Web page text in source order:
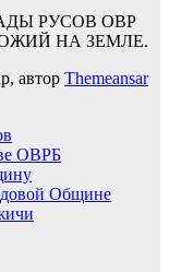
РУСОВ ОВР
НА ЗЕМЛЕ.
автор Themeansar
ОВРБ
Общине